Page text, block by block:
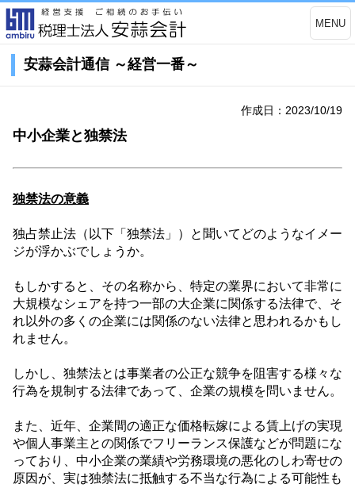
MENU
安蒜会計通信 ～経営一番～
作成日：2023/10/19
中小企業と独禁法
独禁法の意義
独占禁止法（以下「独禁法」）と聞いてどのようなイメー
ジが浮かぶでしょうか。
もしかすると、その名称から、特定の業界において非常に
大規模なシェアを持つ一部の大企業に関係する法律で、そ
れ以外の多くの企業には関係のない法律と思われるかもし
れません。
しかし、独禁法とは事業者の公正な競争を阻害する様々な
行為を規制する法律であって、企業の規模を問いません。
また、近年、企業間の適正な価格転嫁による賃上げの実現
や個人事業主との関係でフリーランス保護などが問題にな
っており、中小企業の業績や労務環境の悪化のしわ寄せの
原因が、実は独禁法に抵触する不当な行為による可能性も